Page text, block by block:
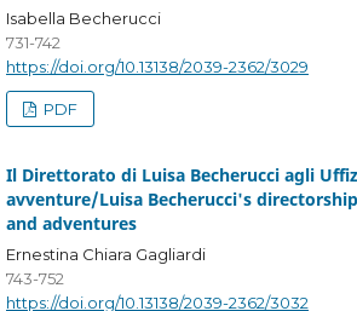
Isabella Becherucci
731-742
https://doi.org/10.13138/2039-2362/3029
PDF
Il Direttorato di Luisa Becherucci agli
avventure/Luisa Becherucci's
and adventures
Ernestina Chiara Gagliardi
743-752
https://doi.org/10.13138/2039-2362/3032